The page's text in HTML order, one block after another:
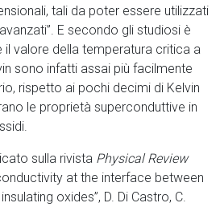
tali da poter essere utilizzati
E secondo gli studiosi è
valore della temperatura critica a
sono infatti assai più facilmente
rispetto ai pochi decimi di Kelvin
le proprietà superconduttive in
sulla rivista Physical Review
at the interface between
insulating oxides”, D. Di Castro, C.